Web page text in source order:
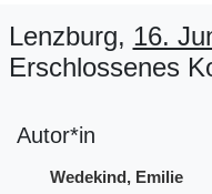
Lenzburg, 16.
Erschlossenes
Autor*in
Wedekind, Emilie